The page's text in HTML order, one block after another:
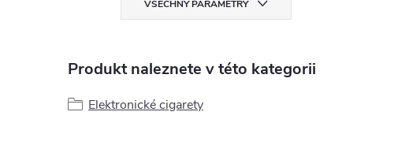
VŠECHNY PARAMETRY
Produkt naleznete v této kategorii
Elektronické cigarety